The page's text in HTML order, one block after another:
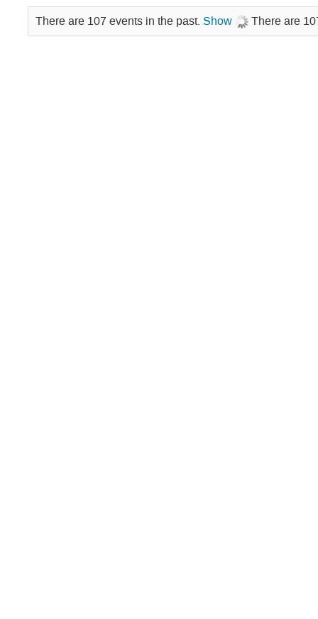
There are 107 events in the past. Show There are